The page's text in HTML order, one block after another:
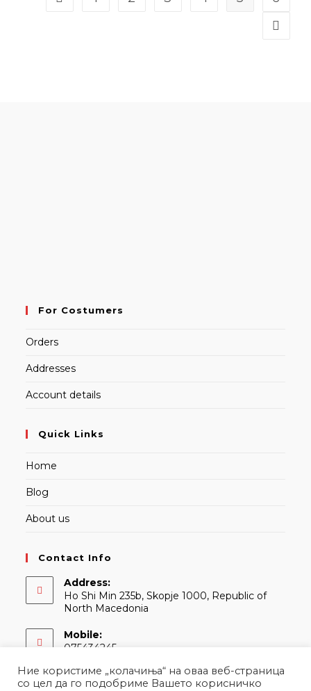
For Costumers
Orders
Addresses
Account details
Quick Links
Home
Blog
About us
Contact Info
Address:
Ho Shi Min 235b, Skopje 1000, Republic of
North Macedonia
Mobile:
075434245
Email:
Ние користиме „колачиња“ на оваа веб-страница
со цел да го подобриме Вашето корисничко